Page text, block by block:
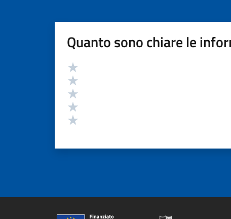
Quanto sono chiare le
Valutazione